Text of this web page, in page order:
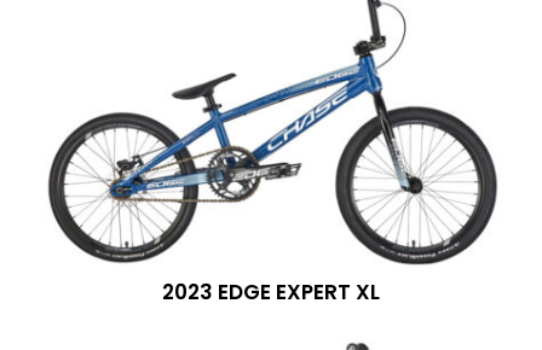
2023 EDGE EXPERT XL